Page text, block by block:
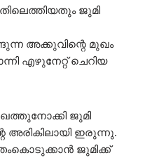
ജുമി
അക്കുവിന്റെ മുഖം
എഴുനേറ്റ് ചെറിയ
ജുമി
അരികിലായി ഇരുന്നു.
ജുമിക്ക്